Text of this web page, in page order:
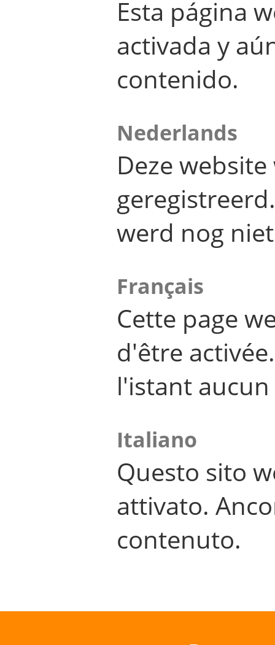
Esta página
activada y
contenido.
Nederlands
Deze
werd nog
Français
Cette page
d'être
l'istant
Italiano
Questo sito
attivato.
contenuto.